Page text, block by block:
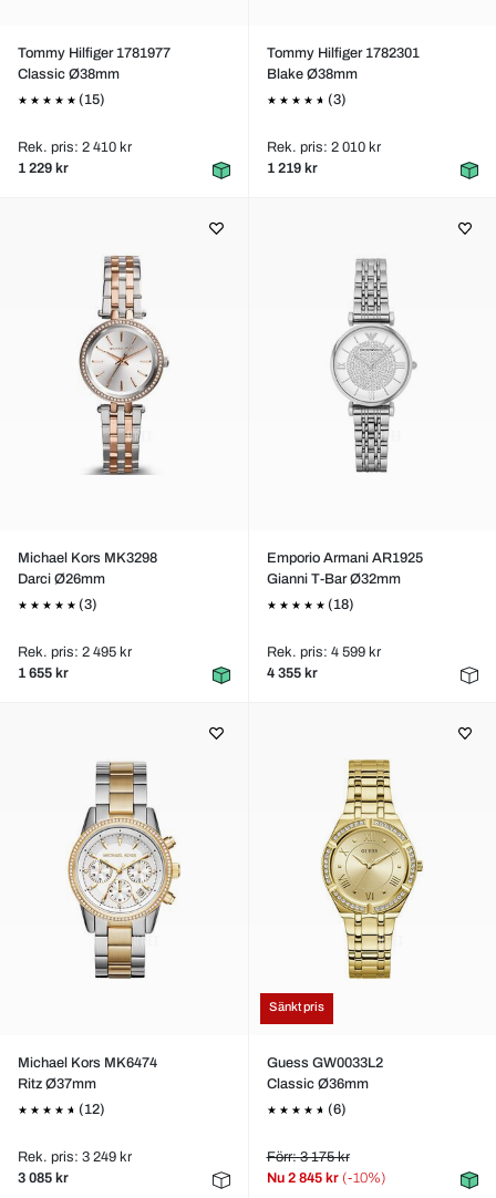
Tommy Hilfiger 1781977
Classic Ø38mm
(15)
Rek. pris: 2 410 kr
1 229 kr
Tommy Hilfiger 1782301
Blake Ø38mm
(3)
Rek. pris: 2 010 kr
1 219 kr
Michael Kors MK3298
Darci Ø26mm
(3)
Rek. pris: 2 495 kr
1 655 kr
Emporio Armani AR1925
Gianni T-Bar Ø32mm
(18)
Rek. pris: 4 599 kr
4 355 kr
Michael Kors MK6474
Ritz Ø37mm
(12)
Rek. pris: 3 249 kr
3 085 kr
Sänkt pris
Guess GW0033L2
Classic Ø36mm
(6)
Förr: 3 175 kr
Nu 2 845 kr (-10%)